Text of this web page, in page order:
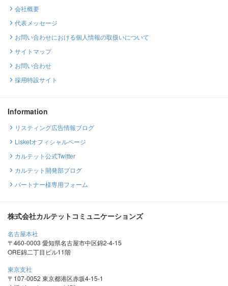
会社概要
代表メッセージ
お問い合わせにおける個人情報の取扱いについて
サイトマップ
お問い合わせ
採用特設サイト
Information
リスティング広告情報ブログ
Lisketオフィシャルページ
カルテット公式Twitter
カルテット開発部ブログ
パートナー様専用フォーム
株式会社カルテットコミュニケーションズ
名古屋本社
〒460-0003 愛知県名古屋市中区錦2-4-15
ORE錦二丁目ビル11階
東京支社
〒107-0052 東京都港区赤坂4-15-1